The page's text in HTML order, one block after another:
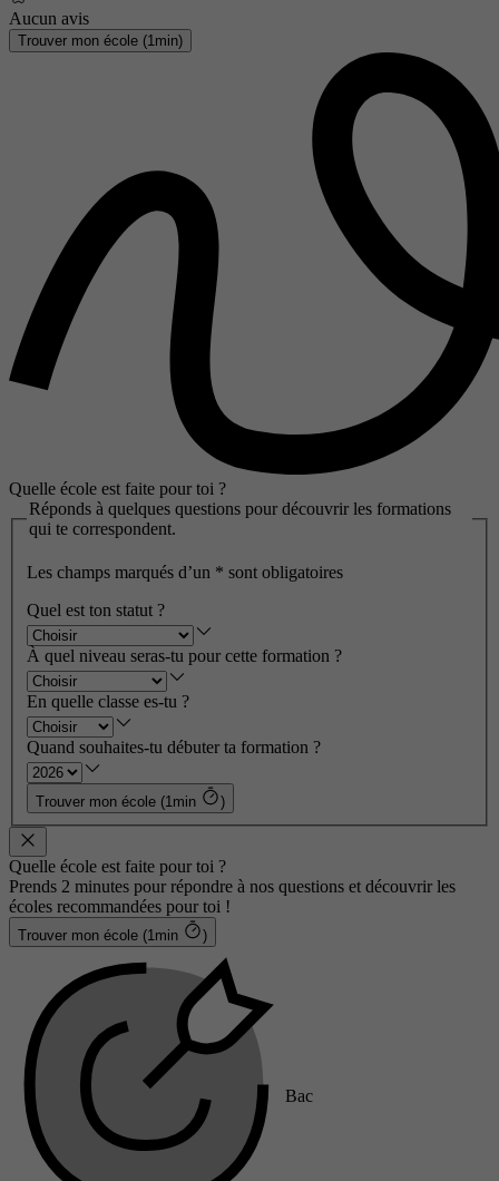
Aucun avis
Trouver mon école (1min)
Quelle école est faite pour toi ?
Réponds à quelques questions pour découvrir les formations
qui te correspondent.
Les champs marqués d’un * sont obligatoires
Quel est ton statut ?
À quel niveau seras-tu pour cette formation ?
En quelle classe es-tu ?
Quand souhaites-tu débuter ta formation ?
Trouver mon école (1min )
Quelle école est faite pour toi ?
Prends 2 minutes pour répondre à nos questions et découvrir les
écoles recommandées pour toi !
Trouver mon école (1min )
Bac